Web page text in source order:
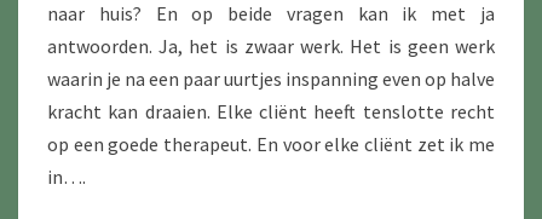
naar huis? En op beide vragen kan ik met ja
antwoorden. Ja, het is zwaar werk. Het is geen werk
waarin je na een paar uurtjes inspanning even op halve
kracht kan draaien. Elke cliënt heeft tenslotte recht
op een goede therapeut. En voor elke cliënt zet ik me
in….